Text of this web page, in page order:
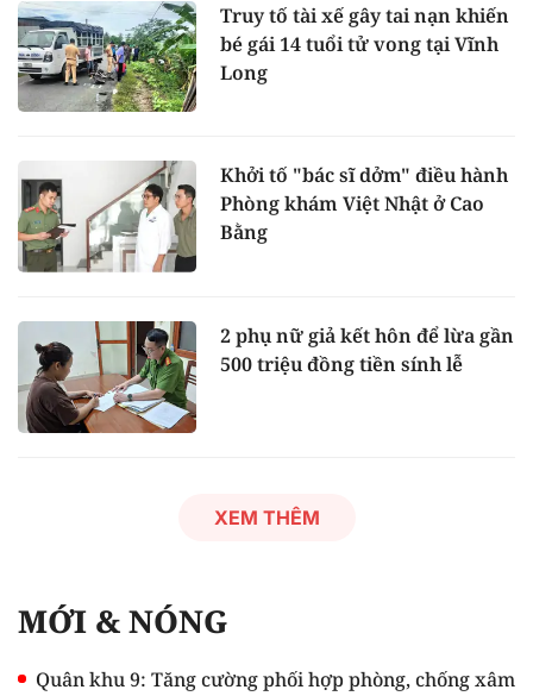
Truy tố tài xế gây tai nạn khiến
bé gái 14 tuổi tử vong tại Vĩnh
Long
Khởi tố "bác sĩ dởm" điều hành
Phòng khám Việt Nhật ở Cao
Bằng
2 phụ nữ giả kết hôn để lừa gần
500 triệu đồng tiền sính lễ
XEM THÊM
MỚI & NÓNG
Quân khu 9: Tăng cường phối hợp phòng, chống xâm